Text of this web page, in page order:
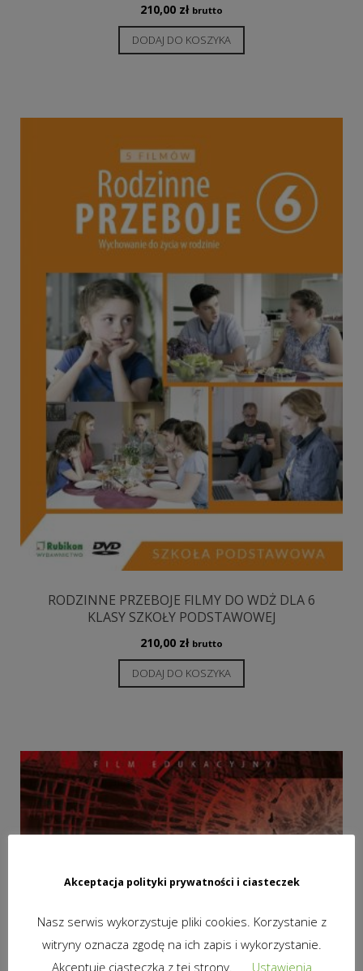
210,00 zł brutto
DODAJ DO KOSZYKA
RODZINNE PRZEBOJE FILMY DO WDŻ DLA 6
KLASY SZKOŁY PODSTAWOWEJ
210,00 zł brutto
DODAJ DO KOSZYKA
Akceptacja polityki prywatności i ciasteczek
Nasz serwis wykorzystuje pliki cookies. Korzystanie z
witryny oznacza zgodę na ich zapis i wykorzystanie.
Akceptuję ciasteczka z tej strony.
Ustawienia